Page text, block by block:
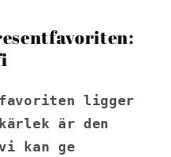
ligger
är den
kan ge